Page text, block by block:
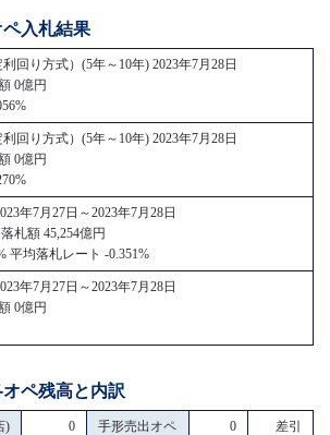
ペ入札結果
回り方式）(5年～10年) 2023年7月28日
0億円
回り方式）(5年～10年) 2023年7月28日
0億円
年7月27日～2023年7月28日
札額 45,254億円
均落札レート -0.351%
年7月27日～2023年7月28日
0億円
ペ残高と内訳
)
0
手形売出オペ
0 差引